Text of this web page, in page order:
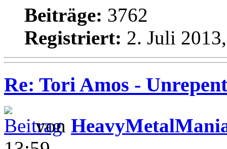
Beiträge: 3762
Registriert: 2. Juli
Re: Tori Amos -
von